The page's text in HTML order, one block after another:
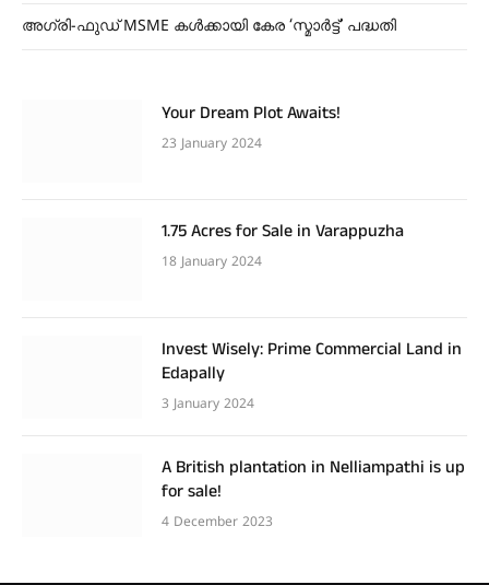
അഗ്രി-ഫുഡ് MSME കൾക്കായി കേര ‘സ്മാര്‍ട്ട്’ പദ്ധതി
Your Dream Plot Awaits!
23 January 2024
1.75 Acres for Sale in Varappuzha
18 January 2024
Invest Wisely: Prime Commercial Land in
Edapally
3 January 2024
A British plantation in Nelliampathi is up
for sale!
4 December 2023